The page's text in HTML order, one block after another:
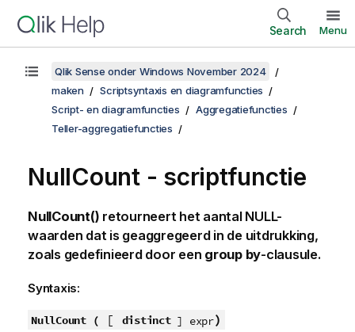
Search Menu
Qlik Sense onder Windows November 2024
maken
Scriptsyntaxis en diagramfuncties
Script- en diagramfuncties
Aggregatiefuncties
Teller-aggregatiefuncties
NullCount - scriptfunctie
NullCount() retourneert het aantal NULL-
waarden dat is geaggregeerd in de uitdrukking,
zoals gedefinieerd door een group by-clausule.
Syntaxis:
NullCount ( [ distinct] expr)